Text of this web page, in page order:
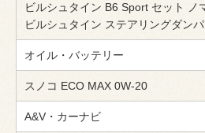
ビルシュタイン B6 Sport セット ノ
ビルシュタイン ステアリングダン
オイル・バッテリー
スノコ ECO MAX 0W-20
A&V・カーナビ